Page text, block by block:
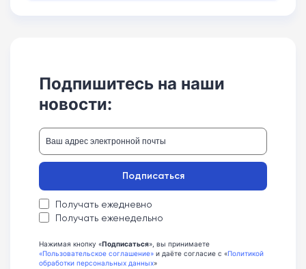
Подпишитесь на наши
новости:
Получать ежедневно
Получать еженедельно
Подписаться
Нажимая кнопку «Подписаться», вы принимаете
«Пользовательское соглашение» и даёте согласие с «Политикой
обработки персональных данных»